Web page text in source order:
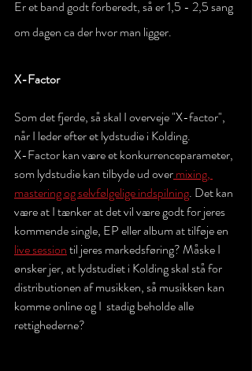
Er et band godt forberedt, så er 1,5 - 2,5 sang
om dagen ca der hvor man ligger.
X-Factor
Som det fjerde, så skal I overveje "X-factor",
når I leder efter et lydstudie i Kolding.
X-Factor kan være et konkurrenceparameter,
som lydstudie kan tilbyde ud over mixing,
mastering og selvfølgelige indspilning. Det kan
være at I tænker at det vil være godt for jeres
kommende single, EP eller album at tilføje en
live session til jeres markedsføring? Måske I
ønsker jer, at lydstudiet i Kolding skal stå for
distributionen af musikken, så musikken kan
komme online og I  stadig beholde alle
rettighederne?